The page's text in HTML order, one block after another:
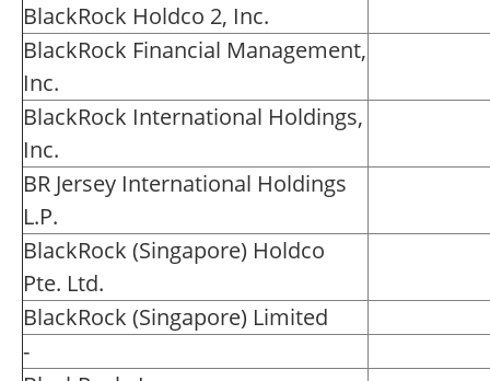
BlackRock Holdco 2, Inc.
BlackRock Financial Management,
Inc.
BlackRock International Holdings,
Inc.
BR Jersey International Holdings
L.P.
BlackRock (Singapore) Holdco
Pte. Ltd.
BlackRock (Singapore) Limited
-